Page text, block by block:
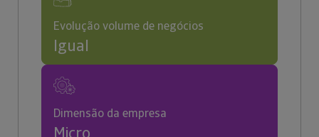
Evolução volume de negócios
Igual
Dimensão da empresa